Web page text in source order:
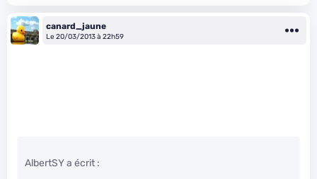
canard_jaune
Le 20/03/2013 à 22h59
AlbertSY a écrit :